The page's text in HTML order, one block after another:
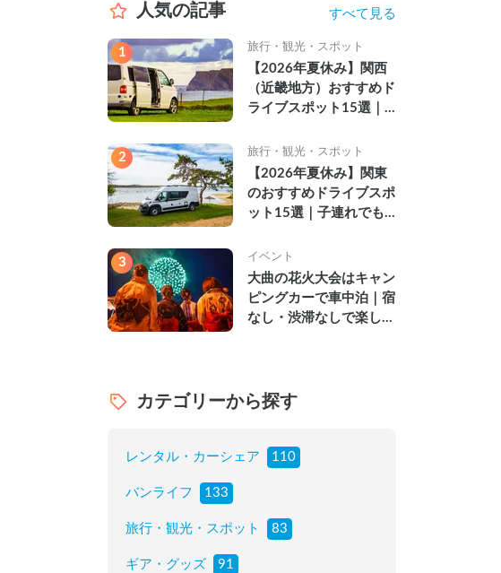
人気の記事 すべて見る
1 旅行・観光・スポット
【2026年夏休み】関西
（近畿地方）おすすめド
ライブスポット15選｜
名所を紹介
2 旅行・観光・スポット
【2026年夏休み】関東
のおすすめドライブスポ
ット15選｜子連れでも
ルメ・温泉を徹底解説
3 イベント
大曲の花火大会はキャン
ピングカーで車中泊｜宿
なし・渋滞なしで楽しむ
カテゴリーから探す
レンタル・カーシェア 110
バンライフ 133
旅行・観光・スポット 83
ギア・グッズ 91